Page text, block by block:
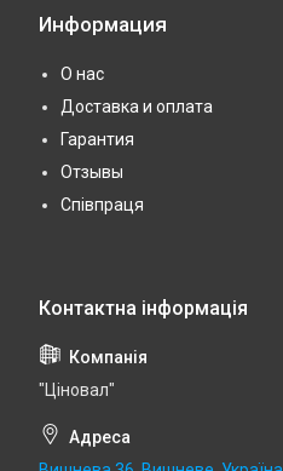
Информация
О нас
Доставка и оплата
Гарантия
Отзывы
Співпраця
"Ціновал"